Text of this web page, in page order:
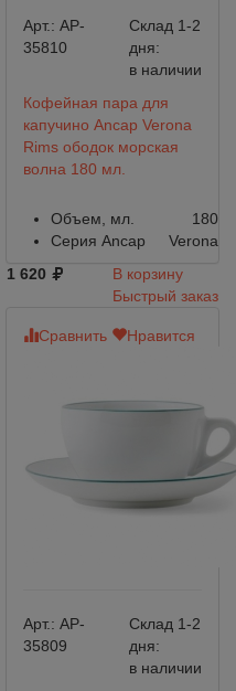
Арт.: AP-
35810
Склад 1-2
дня:
в наличии
Кофейная пара для
капучино Ancap Verona
Rims ободок морская
волна 180 мл.
Объем, мл.
180
Серия Ancap
Verona
1 620
В корзину
Быстрый заказ
Сравнить Нравится
Арт.: AP-
35809
Склад 1-2
дня:
в наличии